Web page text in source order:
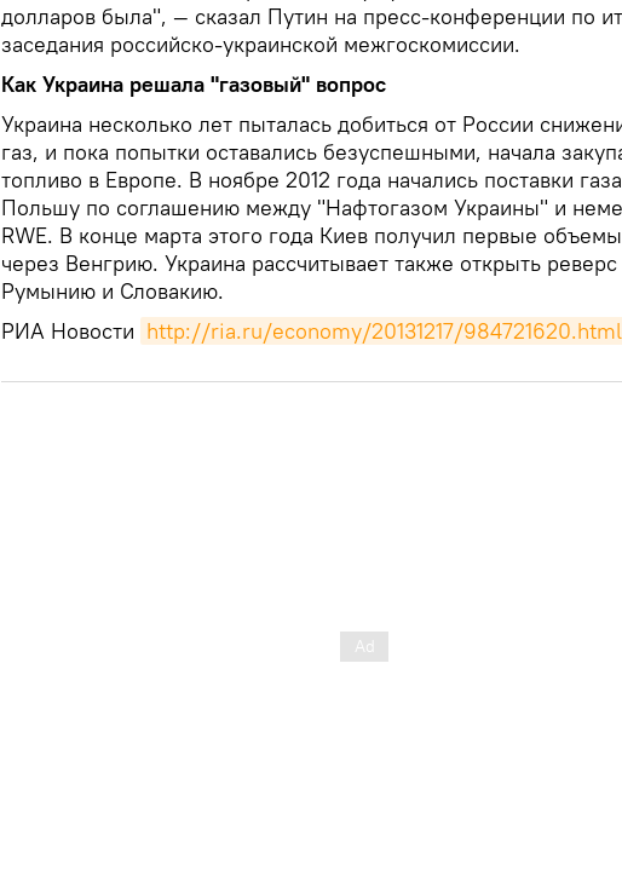
долларов была", — сказал Путин на пресс-конференции по
заседания российско-украинской межгоскомиссии.
Как Украина решала "газовый" вопрос
Украина несколько лет пыталась добиться от России
газ, и пока попытки оставались безуспешными, начала
топливо в Европе. В ноябре 2012 года начались поставки
Польшу по соглашению между "Нафтогазом Украины" и
RWE. В конце марта этого года Киев получил первые объемы
через Венгрию. Украина рассчитывает также открыть реверс
Румынию и Словакию.
РИА Новости http://ria.ru/economy/20131217/984721620.html